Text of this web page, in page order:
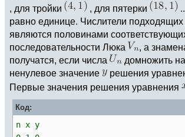
, для тройки
, для пятерки
равно единице. Числители
являются половинами
последовательности Люка
, а
получатся, если числа
домножить на
ненулевое значение
решения
Первые значения решения уравнения
Код:
n x y